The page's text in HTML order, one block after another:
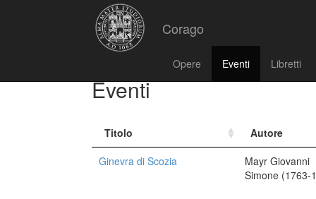
Corago
Opere Eventi Libretti
Eventi
Titolo
Autore
Ginevra di Scozia
Mayr Giovanni
Simone (1763-